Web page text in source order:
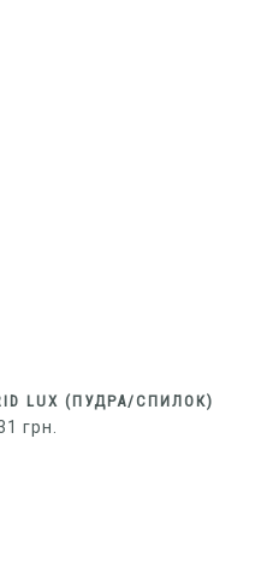
LUX (ПУДРА/СПИЛОК)
грн.